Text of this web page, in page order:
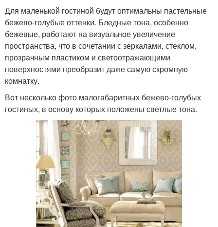
Для маленькой гостиной будут оптимальны пастельные
бежево-голубые оттенки. Бледные тона, особенно
бежевые, работают на визуальное увеличение
пространства, что в сочетании с зеркалами, стеклом,
прозрачным пластиком и светоотражающими
поверхностями преобразит даже самую скромную
комнатку.
Вот несколько фото малогабаритных бежево-голубых
гостиных, в основу которых положены светлые тона.